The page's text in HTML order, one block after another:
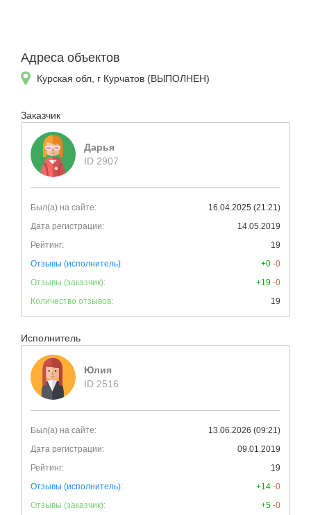
Адреса объектов
Курская обл, г Курчатов (ВЫПОЛНЕН)
Заказчик
Дарья
ID 2907
Был(а) на сайте:
16.04.2025 (21:21)
Дата регистрации:
14.05.2019
Рейтинг:
19
Отзывы (исполнитель):
+0 -0
Отзывы (заказчик):
+19 -0
Количество отзывов:
19
Исполнитель
Юлия
ID 2516
Был(а) на сайте:
13.06.2026 (09:21)
Дата регистрации:
09.01.2019
Рейтинг:
19
Отзывы (исполнитель):
+14 -0
Отзывы (заказчик):
+5 -0